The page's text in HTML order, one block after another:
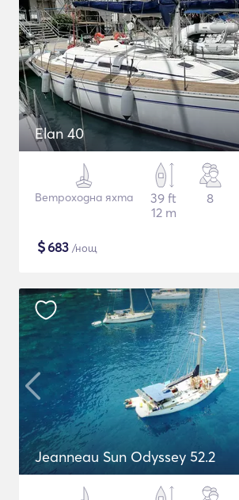
Elan 40
Ветроходна яхта
39 ft
12 m
8
$683 /нощ
Jeanneau Sun Odyssey 52.2